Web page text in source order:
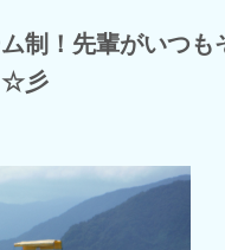
ム制！先輩がいつ
☆彡